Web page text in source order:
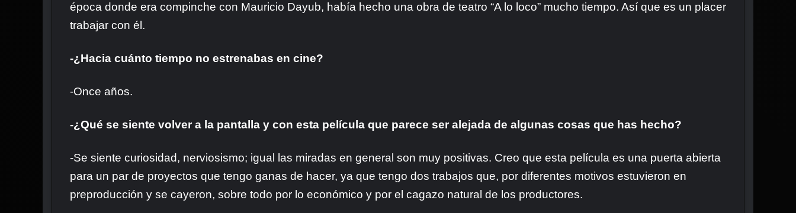
época donde era compinche con Mauricio Dayub, había hecho una obra de teatro “A lo loco” mucho tiempo. Así que es un placer
trabajar con él.
-¿Hacia cuánto tiempo no estrenabas en cine?
-Once años.
-¿Qué se siente volver a la pantalla y con esta película que parece ser alejada de algunas cosas que has hecho?
-Se siente curiosidad, nerviosismo; igual las miradas en general son muy positivas. Creo que esta película es una puerta abierta
para un par de proyectos que tengo ganas de hacer, ya que tengo dos trabajos que, por diferentes motivos estuvieron en
preproducción y se cayeron, sobre todo por lo económico y por el cagazo natural de los productores.